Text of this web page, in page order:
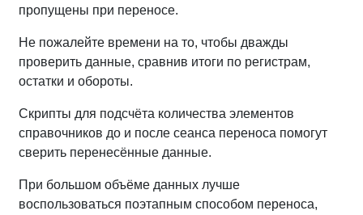
пропущены при переносе.
Не пожалейте времени на то, чтобы дважды
проверить данные, сравнив итоги по регистрам,
остатки и обороты.
Скрипты для подсчёта количества элементов
справочников до и после сеанса переноса помогут
сверить перенесённые данные.
При большом объёме данных лучше
воспользоваться поэтапным способом переноса,